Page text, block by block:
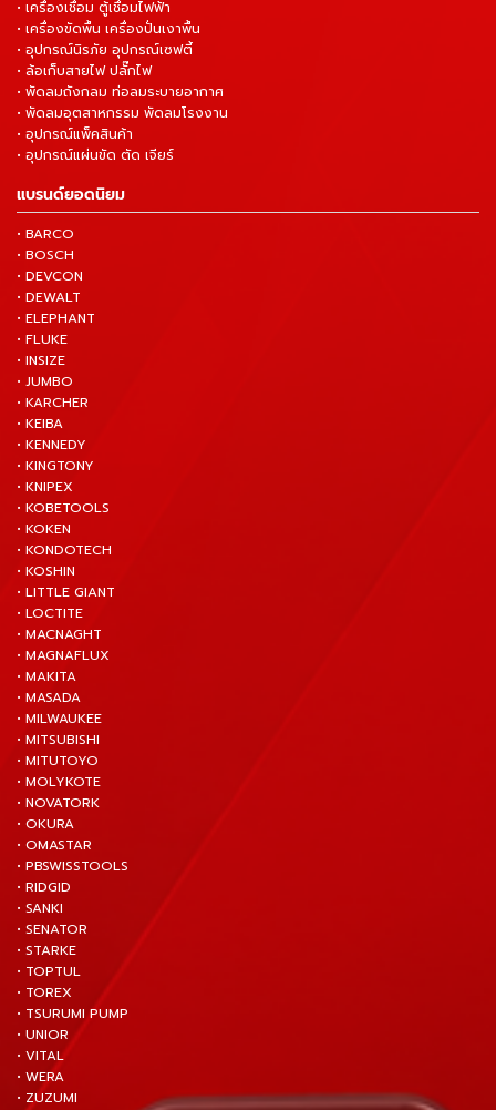
• เครื่องเชื่อม ตู้เชื่อมไฟฟ้า
• เครื่องขัดพื้น เครื่องปั่นเงาพื้น
• อุปกรณ์นิรภัย อุปกรณ์เซฟตี้
• ล้อเก็บสายไฟ ปลั๊กไฟ
• พัดลมถังกลม ท่อลมระบายอากาศ
• พัดลมอุตสาหกรรม พัดลมโรงงาน
• อุปกรณ์แพ็คสินค้า
• อุปกรณ์แผ่นขัด ตัด เจียร์
แบรนด์ยอดนิยม
• BARCO
• BOSCH
• DEVCON
• DEWALT
• ELEPHANT
• FLUKE
• INSIZE
• JUMBO
• KARCHER
• KEIBA
• KENNEDY
• KINGTONY
• KNIPEX
• KOBETOOLS
• KOKEN
• KONDOTECH
• KOSHIN
• LITTLE GIANT
• LOCTITE
• MACNAGHT
• MAGNAFLUX
• MAKITA
• MASADA
• MILWAUKEE
• MITSUBISHI
• MITUTOYO
• MOLYKOTE
• NOVATORK
• OKURA
• OMASTAR
• PBSWISSTOOLS
• RIDGID
• SANKI
• SENATOR
• STARKE
• TOPTUL
• TOREX
• TSURUMI PUMP
• UNIOR
• VITAL
• WERA
• ZUZUMI